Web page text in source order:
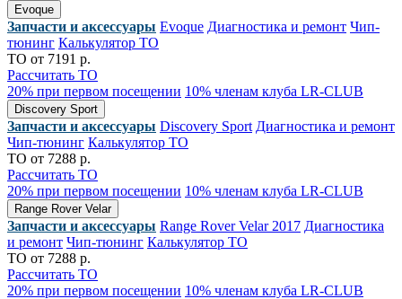
Evoque
Запчасти и аксессуары Evoque Диагностика и ремонт Чип-
тюнинг Калькулятор ТО
ТО от 7191 р.
Рассчитать ТО
20% при первом посещении 10% членам клуба LR-CLUB
Discovery Sport
Запчасти и аксессуары Discovery Sport Диагностика и ремонт
Чип-тюнинг Калькулятор ТО
ТО от 7288 р.
Рассчитать ТО
20% при первом посещении 10% членам клуба LR-CLUB
Range Rover Velar
Запчасти и аксессуары Range Rover Velar 2017 Диагностика
и ремонт Чип-тюнинг Калькулятор ТО
ТО от 7288 р.
Рассчитать ТО
20% при первом посещении 10% членам клуба LR-CLUB